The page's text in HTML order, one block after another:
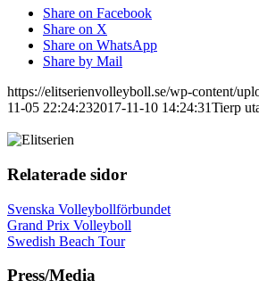
Share on Facebook
Share on X
Share on WhatsApp
Share by Mail
https://elitserienvolleyboll.se/wp-content/
11-05 22:24:232017-11-10 14:24:31Tierp
Relaterade sidor
Svenska Volleybollförbundet
Grand Prix Volleyboll
Swedish Beach Tour
Press/Media